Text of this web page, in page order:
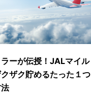
ーが伝授！JALマイル
ザク貯めるたった１つ